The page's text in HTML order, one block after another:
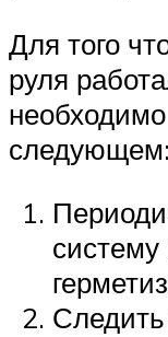
Для того
руля
следующем: